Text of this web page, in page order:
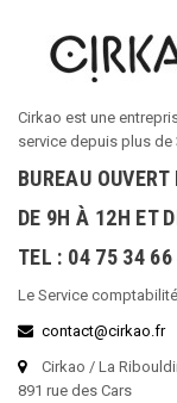
Cirkao est une
service depuis plus de
BUREAU
DE 9H À 12H ET
TEL : 04 75 34
Le Service
contact@cirkao.fr
Cirkao / La
891 rue des Cars